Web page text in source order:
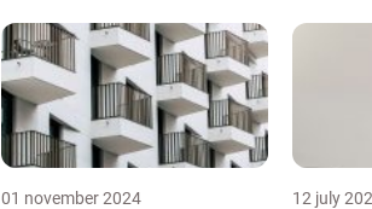
01 november 2024 12 july